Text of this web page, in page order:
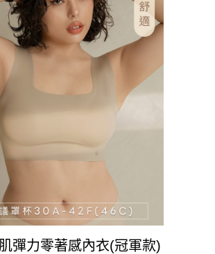
彈力零著感內衣(冠軍款)